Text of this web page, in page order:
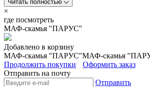
Читать полностью
×
где посмотреть
МАФ-скамья "ПАРУС"
Добавлено в корзину
МАФ-скамья "ПАРУС"МАФ-скамья
Продолжить покупки
Оформить заказ
Отправить на почту
Отправить